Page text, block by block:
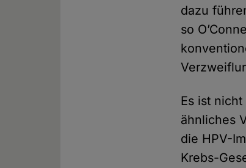
dazu
so
Es ist
ähnliches
die HPV-
Krebs-